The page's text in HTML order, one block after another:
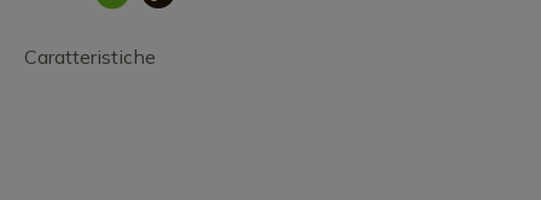
Caratteristiche